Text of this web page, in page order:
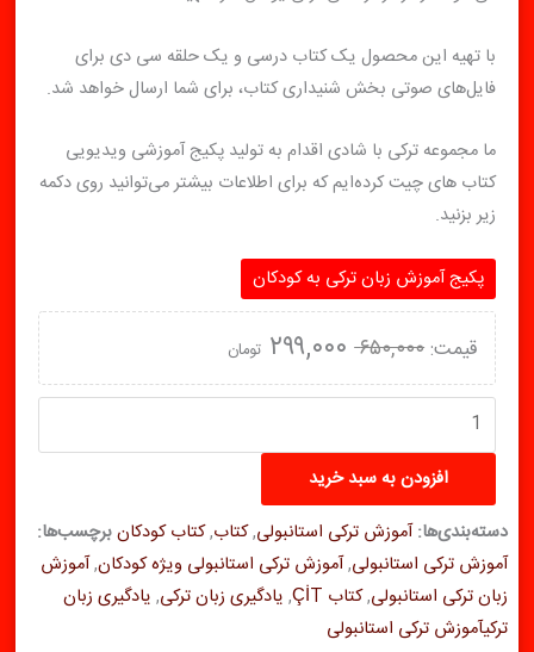
با تهیه این محصول یک کتاب‌ درسی و یک حلقه سی دی برای
فایل‌های‌ صوتی بخش شنیداری کتاب، برای شما ارسال خواهد شد.
ما مجموعه ترکی با شادی اقدام به تولید پکیج آموزشی ویدیویی
کتاب های چیت کرده‌ایم که برای اطلاعات بیشتر می‌توانید روی دکمه
زیر بزنید.
پکیج آموزش زبان ترکی به کودکان
۶۵۰,۰۰۰
قیمت
اصلی:
بود.
۲۹۹,۰۰۰ تومان
قیمت
فعلی:
کتاب
(ÇİT)
آموزش
زبان
ترکی
برای
افزودن به سبد خرید
دسته‌بندی‌ها: آموزش ترکی استانبولی,کتاب,کتاب کودکانبرچسب‌ها:
آموزش ترکی استانبولی,آموزش ترکی استانبولی ویژه کودکان,آموزش
زبان ترکی استانبولی,کتاب ÇİT , یادگیری زبان ترکی, یادگیری زبان
ترکیآموزش ترکی استانبولی